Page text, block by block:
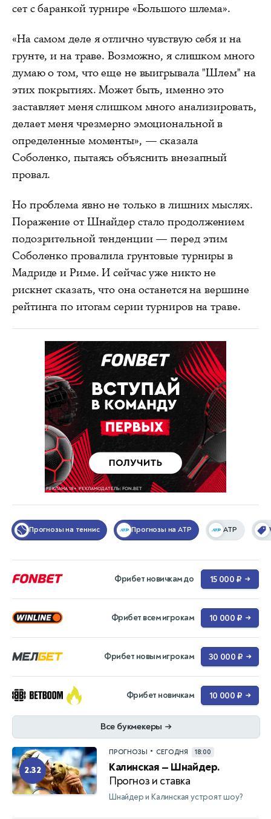
сет с баранкой турнире «Большого шлема».
«На самом деле я отлично чувствую себя и на
грунте, и на траве. Возможно, я слишком много
думаю о том, что еще не выигрывала "Шлем" на
этих покрытиях. Может быть, именно это
заставляет меня слишком много анализировать,
делает меня чрезмерно эмоциональной в
определенные моменты», — сказала
Соболенко, пытаясь объяснить внезапный
провал.
Но проблема явно не только в лишних мыслях.
Поражение от Шнайдер стало продолжением
подозрительной тенденции — перед этим
Соболенко провалила грунтовые турниры в
Мадриде и Риме. И сейчас уже никто не
рискнет сказать, что она останется на вершине
рейтинга по итогам серии турниров на траве.
Прогнозы на теннис Прогнозы на ATP ATP
Фрибет новичкам до 15 000 ₽ →
Фрибет всем игрокам 10 000 ₽ →
Фрибет новым игрокам 30 000 ₽ →
Фрибет новичкам 10 000 ₽ →
Все букмекеры →
2.32
ПРОГНОЗЫ • СЕГОДНЯ 18:00
Калинская — Шнайдер.
Прогноз и ставка
Шнайдер и Калинская устроят шоу?